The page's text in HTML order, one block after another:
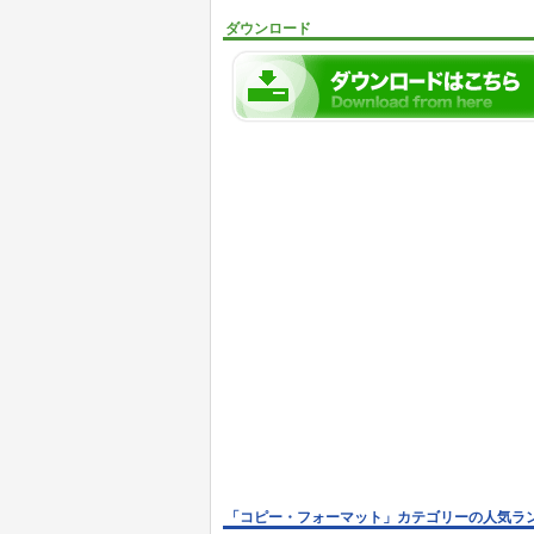
ダウンロード
「コピー・フォーマット」カテゴリーの人気ラ